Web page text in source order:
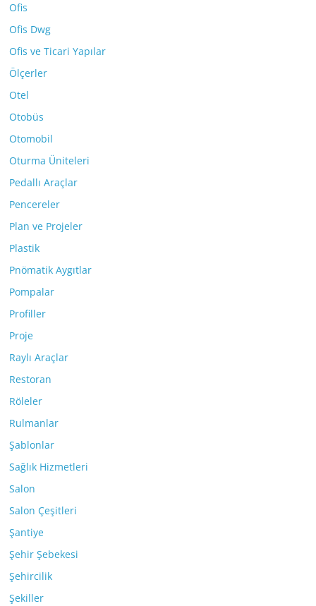
Ofis
Ofis Dwg
Ofis ve Ticari Yapılar
Ölçerler
Otel
Otobüs
Otomobil
Oturma Üniteleri
Pedallı Araçlar
Pencereler
Plan ve Projeler
Plastik
Pnömatik Aygıtlar
Pompalar
Profiller
Proje
Raylı Araçlar
Restoran
Röleler
Rulmanlar
Şablonlar
Sağlık Hizmetleri
Salon
Salon Çeşitleri
Şantiye
Şehir Şebekesi
Şehircilik
Şekiller